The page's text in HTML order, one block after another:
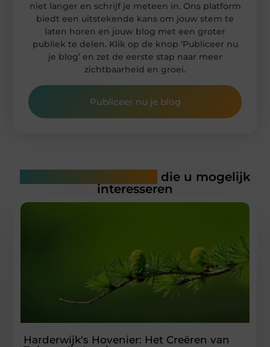
niet langer en schrijf je meteen in. Ons platform
biedt een uitstekende kans om jouw stem te
laten horen en jouw blog met een groter
publiek te delen. Klik op de knop ‘Publiceer nu
je blog’ en zet de eerste stap naar meer
zichtbaarheid en groei.
Publiceer nu je blog
die u mogelijk
interesseren
Harderwijk's Hovenier: Het Creëren van